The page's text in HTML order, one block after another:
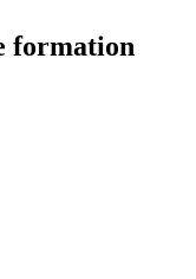
formation